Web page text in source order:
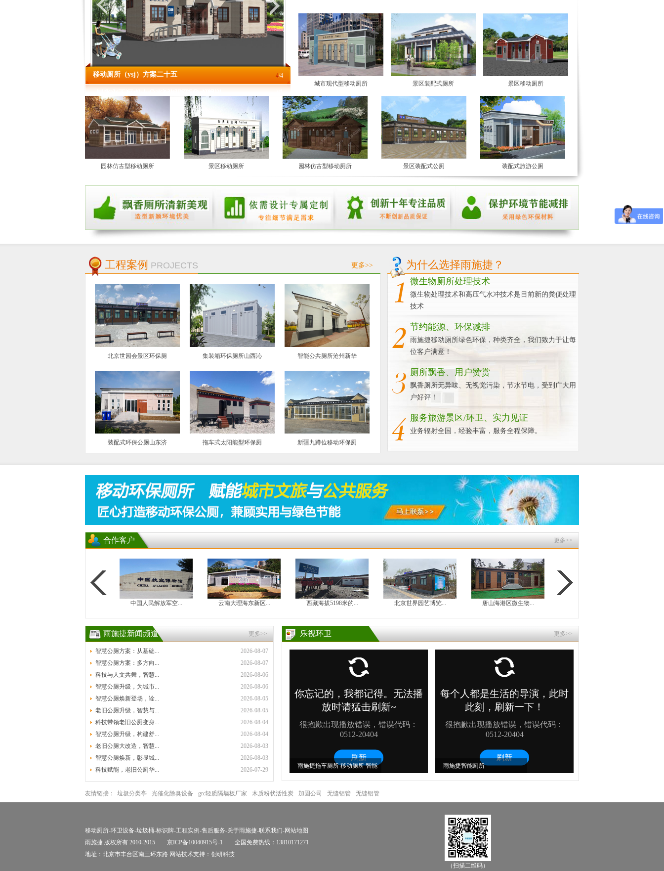
移动厕所（ysj）方案二十五 4/4
城市现代型移动厕所 景区装配式厕所 景区移动厕所
园林仿古型移动厕所 景区移动厕所 园林仿古型移动厕所 景区装配式公厕 装配式旅游公厕
工程案例 PROJECTS 更多>>
北京世园会景区环保厕 集装箱环保厕所山西沁 智能公共厕所沧州新华
装配式环保公厕山东济 拖车式太阳能型环保厕 新疆九蹲位移动环保厕
为什么选择雨施捷？
微生物厕所处理技术
微生物处理技术和高压气水冲技术是目前新的粪便处理
技术
节约能源、环保减排
雨施捷移动厕所绿色环保，种类齐全，我们致力于让每
位客户满意！
厕所飘香、用户赞赏
飘香厕所无异味、无视觉污染，节水节电，受到广大用
户好评！
服务旅游景区/环卫、实力见证
业务辐射全国，经验丰富，服务全程保障。
更多>>
合作客户
云南大理海东新区... 西藏海拔5198米的... 北京世界园艺博览... 唐山海港区微生物... 山东济宁太白湖新...
更多>>
雨施捷新闻频道
2026-08-07
智慧公厕方案：从基础...
2026-08-07
智慧公厕方案：多方向...
2026-08-06
科技与人文共舞，智慧...
2026-08-06
智慧公厕升级，为城市...
2026-08-05
智慧公厕焕新登场，诠...
2026-08-05
老旧公厕升级，智慧与...
2026-08-04
科技带领老旧公厕变身...
2026-08-04
智慧公厕升级，构建舒...
2026-08-03
老旧公厕大改造，智慧...
2026-08-03
智慧公厕焕新，彰显城...
2026-07-29
科技赋能，老旧公厕华...
更多>>
乐视环卫
雨施捷拖车厕所 移动厕所 智能
环保厕所
雨施捷智能厕所
友情链接： 垃圾分类亭 光催化除臭设备 grc轻质隔墙板厂家 木质粉状活性炭 加固公司 无缝铝管 无缝铝管
移动厕所-环卫设备-垃圾桶-标识牌-工程实例-售后服务-关于雨施捷-联系我们-网站地图
雨施捷 版权所有 2010-2015 京ICP备10040915号-1
全国免费热线：13810171271
地址：北京市丰台区南三环东路 网站技术支持： 创研科技
（扫描二维码）